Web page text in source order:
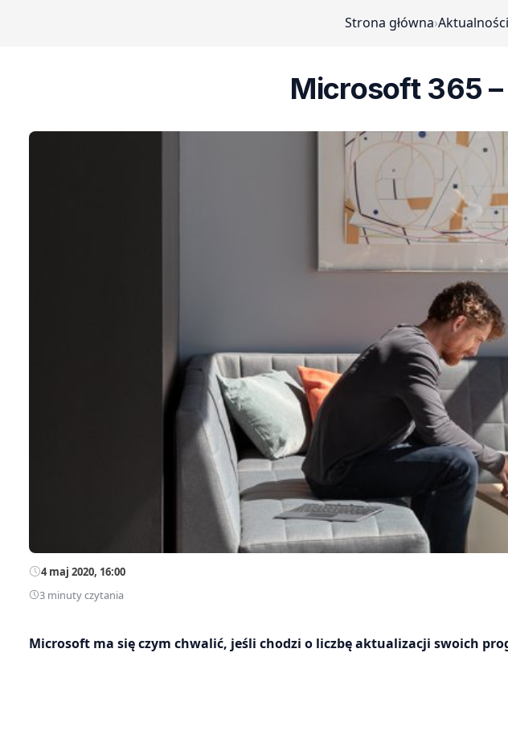
Strona główna›Aktualności
Microsoft 365 –
4 maj 2020, 16:00
3 minuty czytania
Microsoft ma się czym chwalić, jeśli chodzi o liczbę aktualizacji swoich